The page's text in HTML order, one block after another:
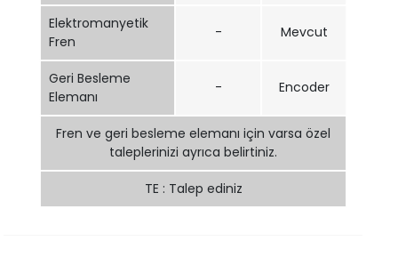
Elektromanyetik
Fren
- Mevcut
Geri Besleme
Elemanı
- Encoder
Fren ve geri besleme elemanı için varsa özel
taleplerinizi ayrıca belirtiniz.
TE : Talep ediniz